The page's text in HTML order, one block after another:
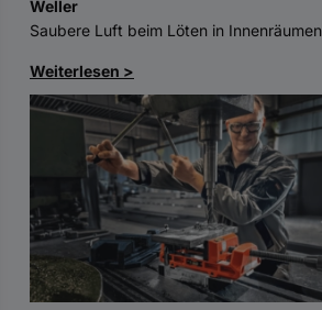
Weller
Saubere Luft beim Löten in Innenräumen
Weiterlesen >